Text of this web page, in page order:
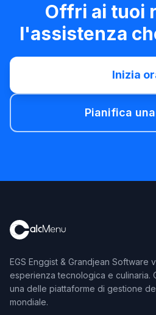
Offri ai tuoi
l'assistenza
Inizia
Pianifica
EGS Enggist & Grandjean Software
esperienza tecnologica e culinaria.
una delle piattaforme di gestione
mondiale.